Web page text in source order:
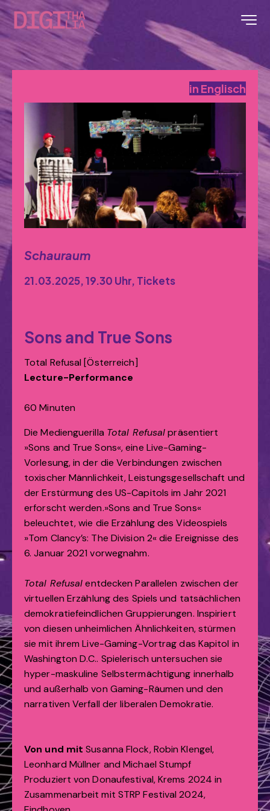
in Englisch
Schauraum
21.03.2025, 19.30 Uhr, Tickets
Sons and True Sons
Total Refusal [Österreich]
Lecture-Performance
60 Minuten
Die Medienguerilla Total Refusalpräsentiert
»Sons and True Sons«, eine Live-Gaming-
Vorlesung, in der die Verbindungen zwischen
toxischer Männlichkeit, Leistungsgesellschaft und
der Erstürmung des US-Capitols im Jahr 2021
erforscht werden.»Sons and True Sons«
beleuchtet, wie die Erzählung des Videospiels
»Tom Clancy’s: The Division 2« die Ereignisse des
6. Januar 2021 vorwegnahm.
Total Refusalentdecken Parallelen zwischen der
virtuellen Erzählung des Spiels und tatsächlichen
demokratiefeindlichen Gruppierungen. Inspiriert
von diesen unheimlichen Ähnlichkeiten, stürmen
sie mit ihrem Live-Gaming-Vortrag das Kapitol in
Washington D.C.. Spielerisch untersuchen sie
hyper-maskuline Selbstermächtigung innerhalb
und außerhalb von Gaming-Räumen und den
narrativen Verfall der liberalen Demokratie.
Von und mit Susanna Flock, Robin Klengel,
Leonhard Müllner and Michael Stumpf
Produziert von Donaufestival, Krems 2024 in
Zusammenarbeit mit STRP Festival 2024,